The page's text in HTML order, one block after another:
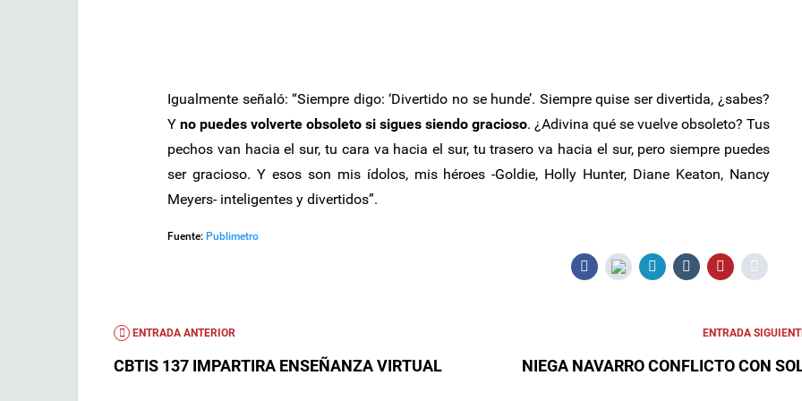
Igualmente señaló: “Siempre digo: ‘Divertido no se hunde’. Siempre quise ser divertida, ¿sabes?
Y no puedes volverte obsoleto si sigues siendo gracioso. ¿Adivina qué se vuelve obsoleto? Tus
pechos van hacia el sur, tu cara va hacia el sur, tu trasero va hacia el sur, pero siempre puedes
ser gracioso. Y esos son mis ídolos, mis héroes -Goldie, Holly Hunter, Diane Keaton, Nancy
Meyers- inteligentes y divertidos”.
Fuente: Publimetro
ENTRADA ANTERIOR
CBTIS 137 IMPARTIRA ENSEÑANZA VIRTUAL
ENTRADA
NIEGA NAVARRO CONFLICTO CON